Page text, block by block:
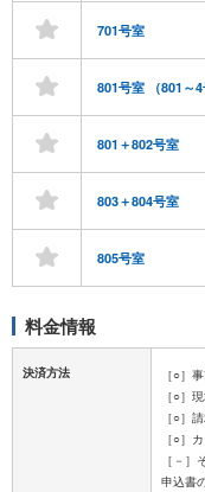
701号室
801号室 （801～4
801＋802号室
803＋804号室
805号室
料金情報
決済方法
［○］
［○］
［○］
［○］
［－］
申込書